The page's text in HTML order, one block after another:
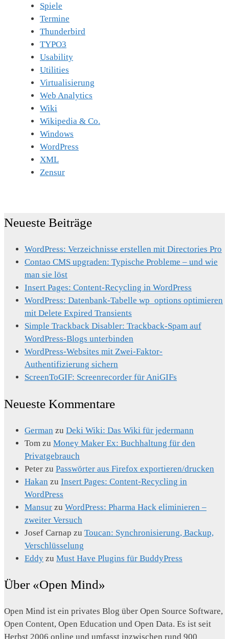
Spiele
Termine
Thunderbird
TYPO3
Usability
Utilities
Virtualisierung
Web Analytics
Wiki
Wikipedia & Co.
Windows
WordPress
XML
Zensur
Neueste Beiträge
WordPress: Verzeichnisse erstellen mit Directories Pro
Contao CMS upgraden: Typische Probleme – und wie
man sie löst
Insert Pages: Content-Recycling in WordPress
WordPress: Datenbank-Tabelle wp_options optimieren
mit Delete Expired Transients
Simple Trackback Disabler: Trackback-Spam auf
WordPress-Blogs unterbinden
WordPress-Websites mit Zwei-Faktor-
Authentifizierung sichern
ScreenToGIF: Screenrecorder für AniGIFs
Neueste Kommentare
German zu Deki Wiki: Das Wiki für jedermann
Tom zu Money Maker Ex: Buchhaltung für den
Privatgebrauch
Peter zu Passwörter aus Firefox exportieren/drucken
Hakan zu Insert Pages: Content-Recycling in
WordPress
Mansur zu WordPress: Pharma Hack eliminieren –
zweiter Versuch
Josef Carnap zu Toucan: Synchronisierung, Backup,
Verschlüsselung
Eddy zu Must Have Plugins für BuddyPress
Über «Open Mind»
Open Mind ist ein privates Blog über Open Source Software,
Open Content, Open Education und Open Data. Es ist seit
Herbst 2006 online und umfasst inzwischen rund 900